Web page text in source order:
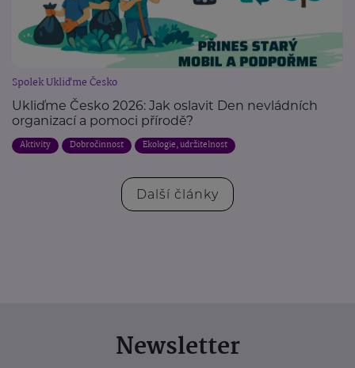
Spolek Ukliďme Česko
Ukliďme Česko 2026: Jak oslavit Den nevládních
organizací a pomoci přírodě?
Aktivity Dobročinnost Ekologie, udržitelnost
Další články
Newsletter